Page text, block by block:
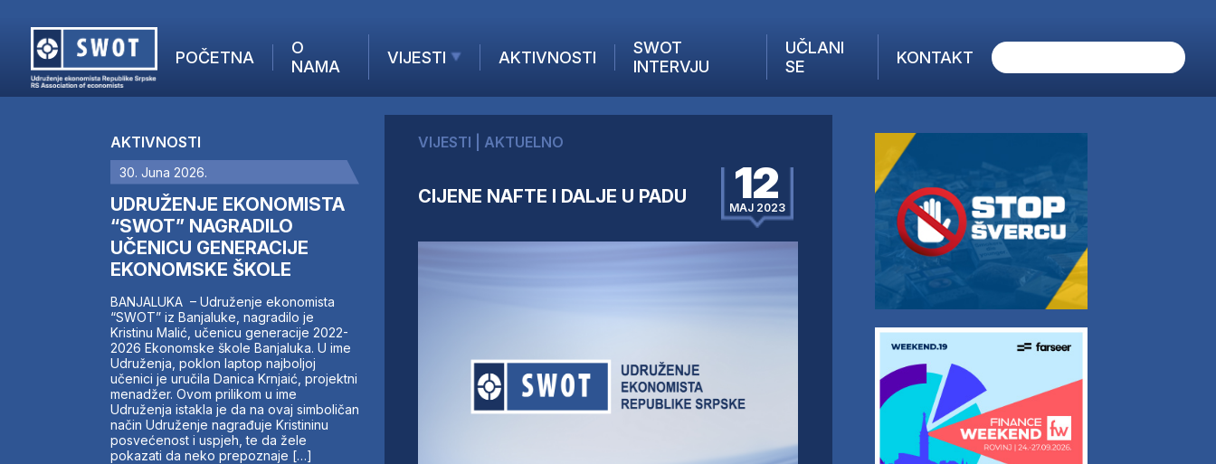
POČETNA
O
NAMA
VIJESTI
AKTUELNO
KOMPANIJE
AKTIVNOSTI
SWOT
INTERVJU
UČLANI
SE
KONTAKT
AKTUELNO
ANALIZE
KOMPANIJE
FINANSIJE
IZ STRANIH MEDIJA
AKTIVNOSTI
SWOT INTERVJU
UČLANI SE
KONTAKT
AKTIVNOSTI
30. Juna 2026.
UDRUŽENJE EKONOMISTA
“SWOT” NAGRADILO
UČENICU GENERACIJE
EKONOMSKE ŠKOLE
BANJALUKA – Udruženje ekonomista
“SWOT” iz Banjaluke, nagradilo je
Kristinu Malić, učenicu generacije 2022-
2026 Ekonomske škole Banjaluka. U ime
Udruženja, poklon laptop najboljoj
učenici je uručila Danica Krnjaić, projektni
menadžer. Ovom prilikom u ime
Udruženja istakla je da na ovaj simboličan
način Udruženje nagrađuje Kristininu
posvećenost i uspjeh, te da žele
pokazati da neko prepoznaje […]
VIJESTI AKTUELNO
CIJENE NAFTE I DALJE U PADU 12
MAJ 2023